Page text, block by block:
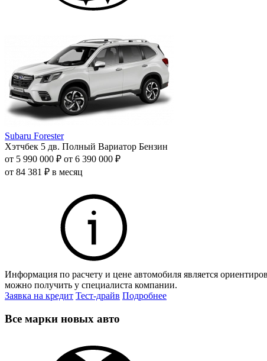
Subaru Forester
Хэтчбек 5 дв. Полный Вариатор Бензин
от 5 990 000 ₽ от 6 390 000 ₽
от 84 381 ₽ в месяц
Информация по расчету и цене автомобиля является
можно получить у специалиста компании.
Заявка на кредит Тест-драйв Подробнее
Все марки новых авто